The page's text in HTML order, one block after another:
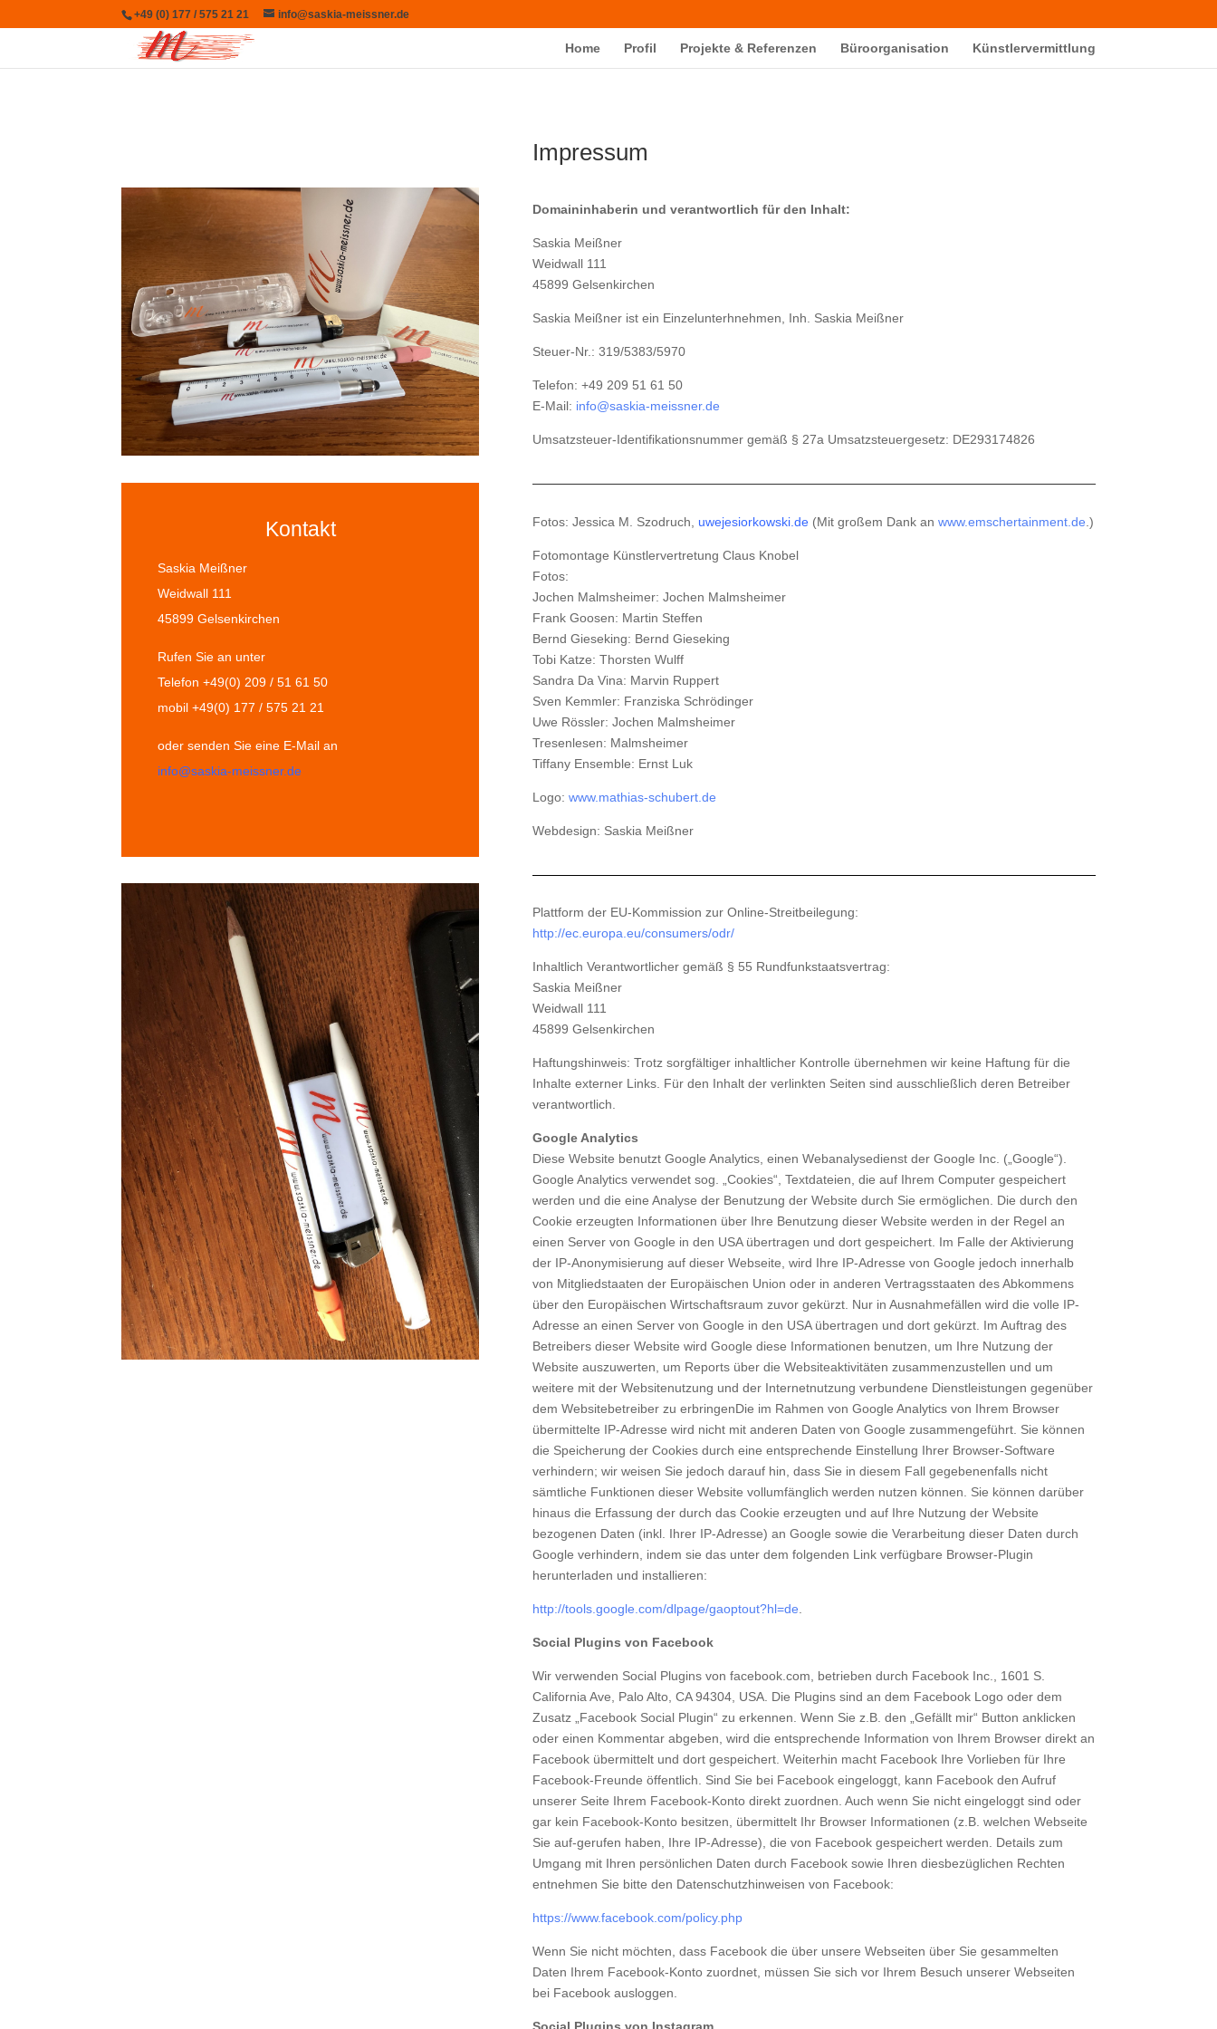
+49 (0) 177 / 575 21 21 info@saskia-meissner.de
Home Profil Projekte & Referenzen Büroorganisation Künstlervermittlung
Kontakt
Saskia Meißner
Weidwall 111
45899 Gelsenkirchen
Rufen Sie an unter
Telefon +49(0) 209 / 51 61 50
mobil +49(0) 177 / 575 21 21
oder senden Sie eine E-Mail an
info@saskia-meissner.de
Impressum
Domaininhaberin und verantwortlich für den Inhalt:
Saskia Meißner
Weidwall 111
45899 Gelsenkirchen
Saskia Meißner ist ein Einzelunterhnehmen, Inh. Saskia Meißner
Steuer-Nr.: 319/5383/5970
Telefon: +49 209 51 61 50
E-Mail: info@saskia-meissner.de
Umsatzsteuer-Identifikationsnummer gemäß § 27a Umsatzsteuergesetz: DE293174826
Fotos: Jessica M. Szodruch, uwejesiorkowski.de (Mit großem Dank anwww.emschertainment.de .)
Fotomontage Künstlervertretung Claus Knobel
Fotos:
Jochen Malmsheimer: Jochen Malmsheimer
Frank Goosen: Martin Steffen
Bernd Gieseking: Bernd Gieseking
Tobi Katze: Thorsten Wulff
Sandra Da Vina: Marvin Ruppert
Sven Kemmler: Franziska Schrödinger
Uwe Rössler: Jochen Malmsheimer
Tresenlesen: Malmsheimer
Tiffany Ensemble: Ernst Luk
Logo:www.mathias-schubert.de
Webdesign: Saskia Meißner
Plattform der EU-Kommission zur Online-Streitbeilegung:
http://ec.europa.eu/consumers/odr/
Inhaltlich Verantwortlicher gemäß § 55 Rundfunkstaatsvertrag:
Saskia Meißner
Weidwall 111
45899 Gelsenkirchen
Haftungshinweis: Trotz sorgfältiger inhaltlicher Kontrolle übernehmen wir keine Haftung für die
Inhalte externer Links. Für den Inhalt der verlinkten Seiten sind ausschließlich deren Betreiber
verantwortlich.
Google Analytics
Diese Website benutzt Google Analytics, einen Webanalysedienst der Google Inc. („Google“).
Google Analytics verwendet sog. „Cookies“, Textdateien, die auf Ihrem Computer gespeichert
werden und die eine Analyse der Benutzung der Website durch Sie ermöglichen. Die durch den
Cookie erzeugten Informationen über Ihre Benutzung dieser Website werden in der Regel an
einen Server von Google in den USA übertragen und dort gespeichert. Im Falle der Aktivierung
der IP-Anonymisierung auf dieser Webseite, wird Ihre IP-Adresse von Google jedoch innerhalb
von Mitgliedstaaten der Europäischen Union oder in anderen Vertragsstaaten des Abkommens
über den Europäischen Wirtschaftsraum zuvor gekürzt. Nur in Ausnahmefällen wird die volle IP-
Adresse an einen Server von Google in den USA übertragen und dort gekürzt. Im Auftrag des
Betreibers dieser Website wird Google diese Informationen benutzen, um Ihre Nutzung der
Website auszuwerten, um Reports über die Websiteaktivitäten zusammenzustellen und um
weitere mit der Websitenutzung und der Internetnutzung verbundene Dienstleistungen gegenüber
dem Websitebetreiber zu erbringenDie im Rahmen von Google Analytics von Ihrem Browser
übermittelte IP-Adresse wird nicht mit anderen Daten von Google zusammengeführt. Sie können
die Speicherung der Cookies durch eine entsprechende Einstellung Ihrer Browser-Software
verhindern; wir weisen Sie jedoch darauf hin, dass Sie in diesem Fall gegebenenfalls nicht
sämtliche Funktionen dieser Website vollumfänglich werden nutzen können. Sie können darüber
hinaus die Erfassung der durch das Cookie erzeugten und auf Ihre Nutzung der Website
bezogenen Daten (inkl. Ihrer IP-Adresse) an Google sowie die Verarbeitung dieser Daten durch
Google verhindern, indem sie das unter dem folgenden Link verfügbare Browser-Plugin
herunterladen und installieren:
http://tools.google.com/dlpage/gaoptout?hl=de.
Social Plugins von Facebook
Wir verwenden Social Plugins von facebook.com, betrieben durch Facebook Inc., 1601 S.
California Ave, Palo Alto, CA 94304, USA. Die Plugins sind an dem Facebook Logo oder dem
Zusatz „Facebook Social Plugin“ zu erkennen. Wenn Sie z.B. den „Gefällt mir“ Button anklicken
oder einen Kommentar abgeben, wird die entsprechende Information von Ihrem Browser direkt an
Facebook übermittelt und dort gespeichert. Weiterhin macht Facebook Ihre Vorlieben für Ihre
Facebook-Freunde öffentlich. Sind Sie bei Facebook eingeloggt, kann Facebook den Aufruf
unserer Seite Ihrem Facebook-Konto direkt zuordnen. Auch wenn Sie nicht eingeloggt sind oder
gar kein Facebook-Konto besitzen, übermittelt Ihr Browser Informationen (z.B. welchen Webseite
Sie auf-gerufen haben, Ihre IP-Adresse), die von Facebook gespeichert werden. Details zum
Umgang mit Ihren persönlichen Daten durch Facebook sowie Ihren diesbezüglichen Rechten
entnehmen Sie bitte den Datenschutzhinweisen von Facebook:
https://www.facebook.com/policy.php
Wenn Sie nicht möchten, dass Facebook die über unsere Webseiten über Sie gesammelten
Daten Ihrem Facebook-Konto zuordnet, müssen Sie sich vor Ihrem Besuch unserer Webseiten
bei Facebook ausloggen.